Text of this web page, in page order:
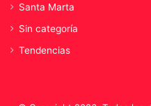
Santa Marta
Sin categoría
Tendencias